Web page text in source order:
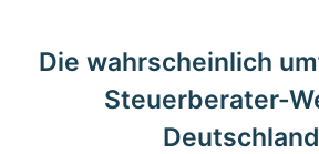
Die wahrscheinlich
Steuerberater-